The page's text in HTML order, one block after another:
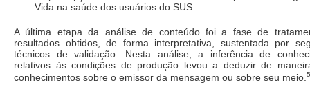
Vida na saúde dos usuários do SUS.
A última etapa da análise de conteúdo foi a fase de
resultados obtidos, de forma interpretativa, sustentada por
técnicos de validação. Nesta análise, a inferência de
relativos às condições de produção levou a deduzir de
conhecimentos sobre o emissor da mensagem ou sobre seu meio. 5